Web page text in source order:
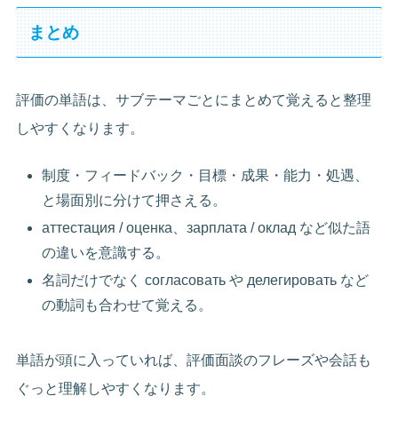
まとめ
評価の単語は、サブテーマごとにまとめて覚えると整理
しやすくなります。
制度・フィードバック・目標・成果・能力・処遇、
と場面別に分けて押さえる。
аттестация / оценка、зарплата / оклад など似た語
の違いを意識する。
名詞だけでなく согласовать や делегировать など
の動詞も合わせて覚える。
単語が頭に入っていれば、評価面談のフレーズや会話も
ぐっと理解しやすくなります。